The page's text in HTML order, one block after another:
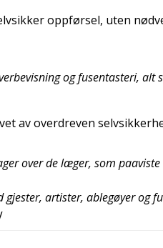
oppførsel, uten
og fusentasteri, alt
av overdreven
over de læger, som
gjester, artister, ablegøyer og